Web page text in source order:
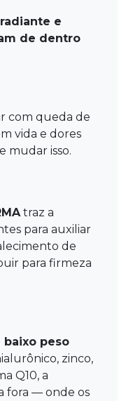
e
de dentro
com queda de
vida e dores
mudar isso.
traz a
para auxiliar
de
para firmeza
peso
zinco,
Q10, a
fora — onde os